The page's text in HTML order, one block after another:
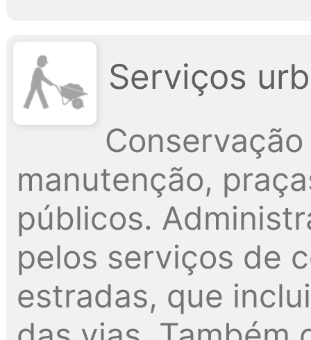
Serviços
manutenção,
públicos.
pelos serviços de
estradas, que